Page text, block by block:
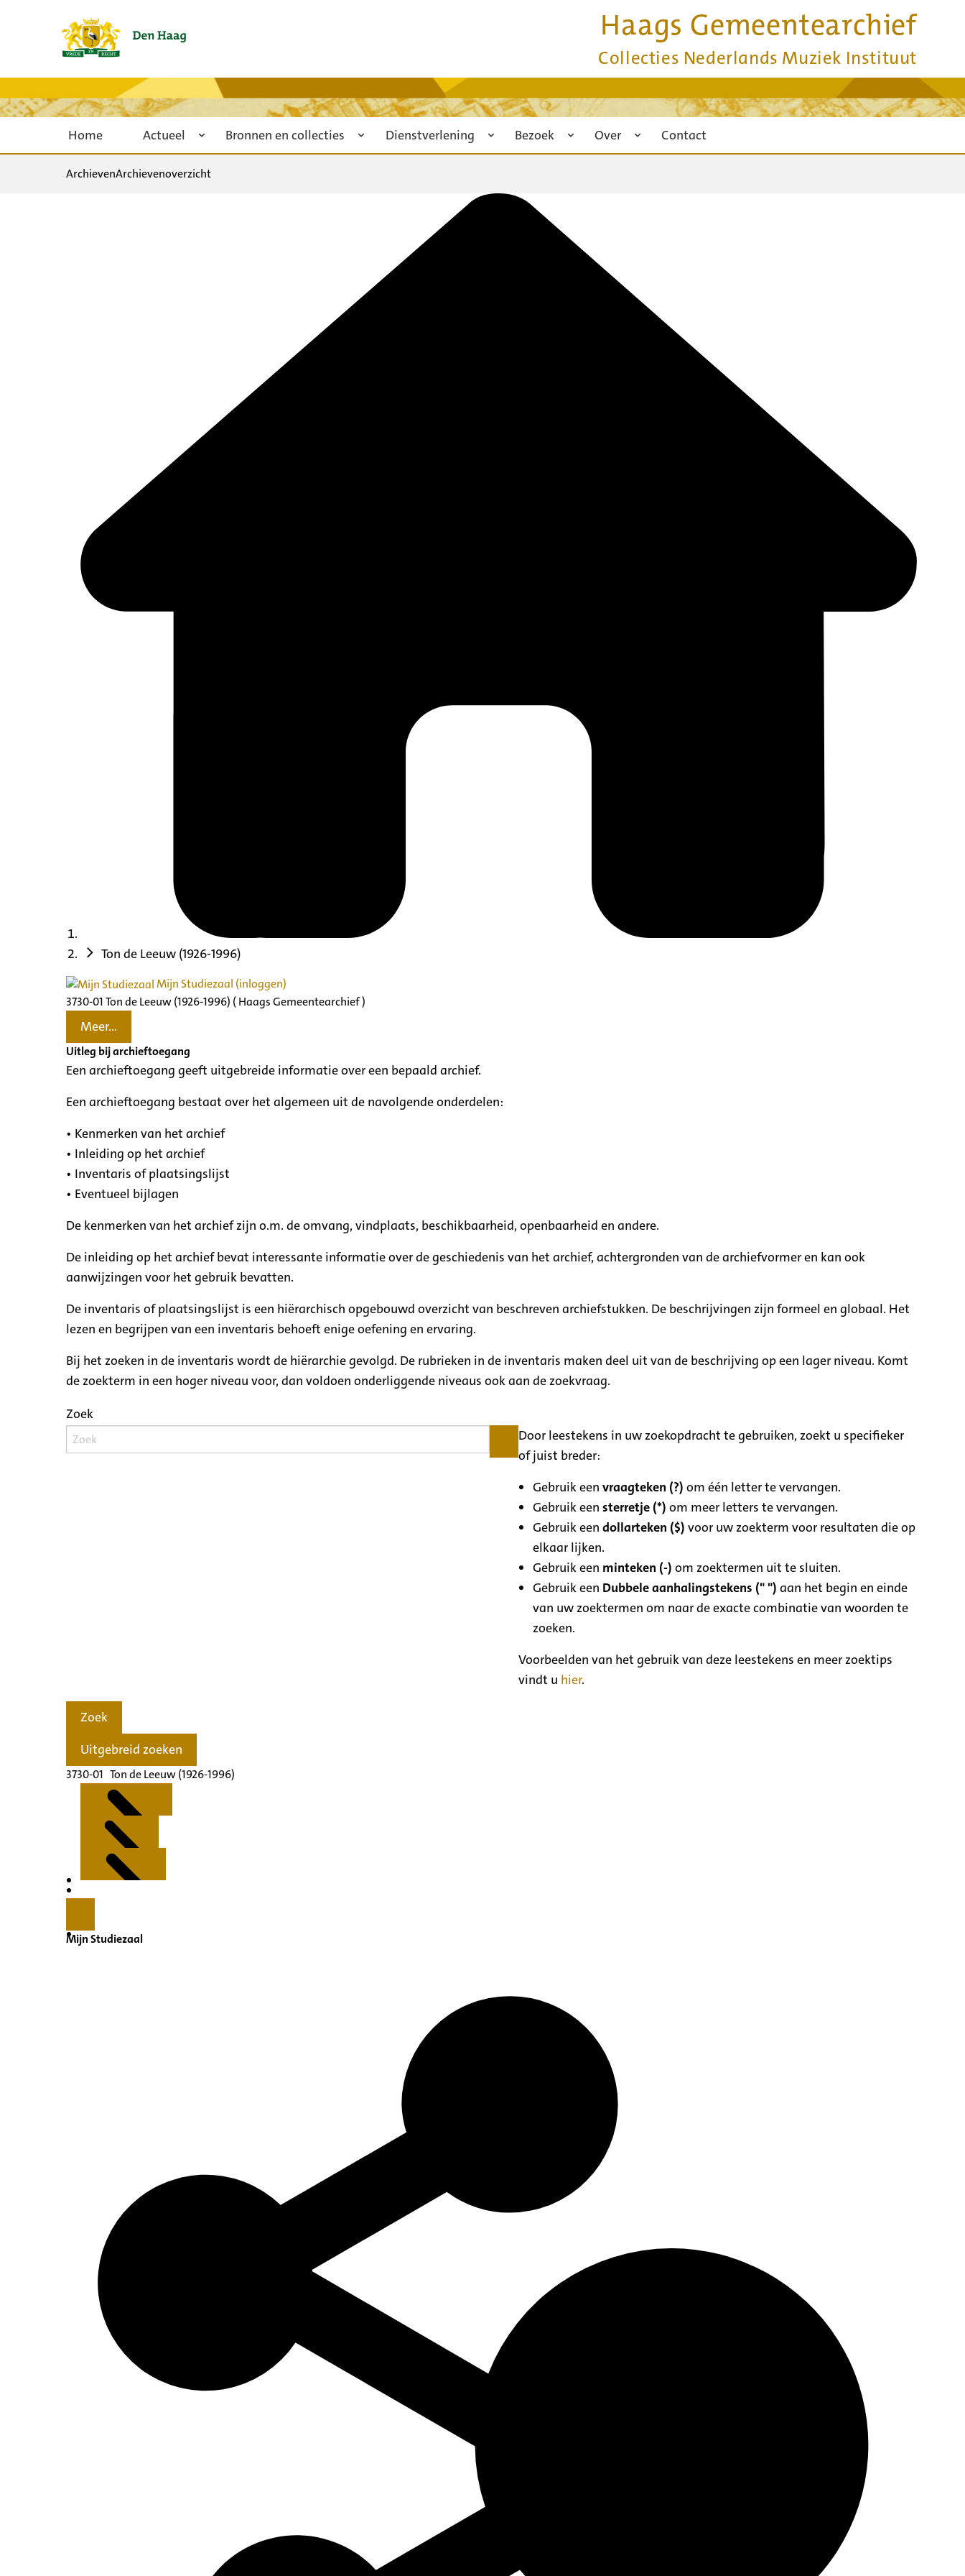
Haags Gemeentearchief
Collecties Nederlands Muziek Instituut
Home Actueel Bronnen en collecties Dienstverlening Bezoek Over Contact
ArchievenArchievenoverzicht
Ton de Leeuw (1926-1996)
Mijn Studiezaal (inloggen)
3730-01 Ton de Leeuw (1926-1996) ( Haags Gemeentearchief )
Meer...
Uitleg bij archieftoegang
Een archieftoegang geeft uitgebreide informatie over een bepaald archief.
Een archieftoegang bestaat over het algemeen uit de navolgende onderdelen:
• Kenmerken van het archief
• Inleiding op het archief
• Inventaris of plaatsingslijst
• Eventueel bijlagen
De kenmerken van het archief zijn o.m. de omvang, vindplaats, beschikbaarheid, openbaarheid en andere.
De inleiding op het archief bevat interessante informatie over de geschiedenis van het archief, achtergronden van de archiefvormer en kan ook
aanwijzingen voor het gebruik bevatten.
De inventaris of plaatsingslijst is een hiërarchisch opgebouwd overzicht van beschreven archiefstukken. De beschrijvingen zijn formeel en globaal. Het
lezen en begrijpen van een inventaris behoeft enige oefening en ervaring.
Bij het zoeken in de inventaris wordt de hiërarchie gevolgd. De rubrieken in de inventaris maken deel uit van de beschrijving op een lager niveau. Komt
de zoekterm in een hoger niveau voor, dan voldoen onderliggende niveaus ook aan de zoekvraag.
Zoek
Door leestekens in uw zoekopdracht te gebruiken, zoekt u specifieker
of juist breder:
Gebruik eenvraagteken (?) om één letter te vervangen.
Gebruik eensterretje (*) om meer letters te vervangen.
Gebruik eendollarteken ($) voor uw zoekterm voor resultaten die op
elkaar lijken.
Gebruik een minteken (-) om zoektermen uit te sluiten.
Gebruik een Dubbele aanhalingstekens (" ") aan het begin en einde
van uw zoektermen om naar de exacte combinatie van woorden te
zoeken.
Voorbeelden van het gebruik van deze leestekens en meer zoektips
vindt u hier.
Zoek
Uitgebreid zoeken
3730-01 Ton de Leeuw (1926-1996)
Inventaris
Mijn Studiezaal